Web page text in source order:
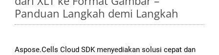
Panduan Langkah demi Langkah
Aspose.Cells Cloud SDK menyediakan solusi cepat dan